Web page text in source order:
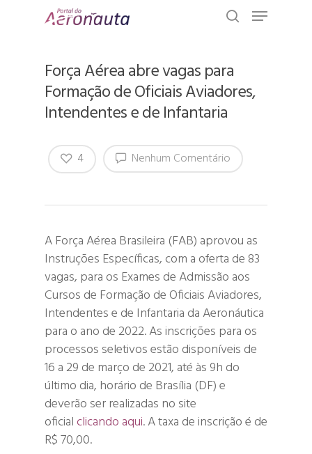
Força Aérea abre vagas para
Formação de Oficiais Aviadores,
Intendentes e de Infantaria
Nenhum Comentário
4
A Força Aérea Brasileira (FAB) aprovou as
Instruções Específicas, com a oferta de 83
vagas, para os Exames de Admissão aos
Cursos de Formação de Oficiais Aviadores,
Intendentes e de Infantaria da Aeronáutica
para o ano de 2022. As inscrições para os
processos seletivos estão disponíveis de
16 a 29 de março de 2021, até às 9h do
último dia, horário de Brasília (DF) e
deverão ser realizadas no site
oficialclicando aqui. A taxa de inscrição é de
R$ 70,00.